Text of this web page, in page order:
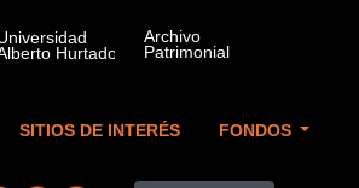
SITIOS DE INTERÉS FONDOS